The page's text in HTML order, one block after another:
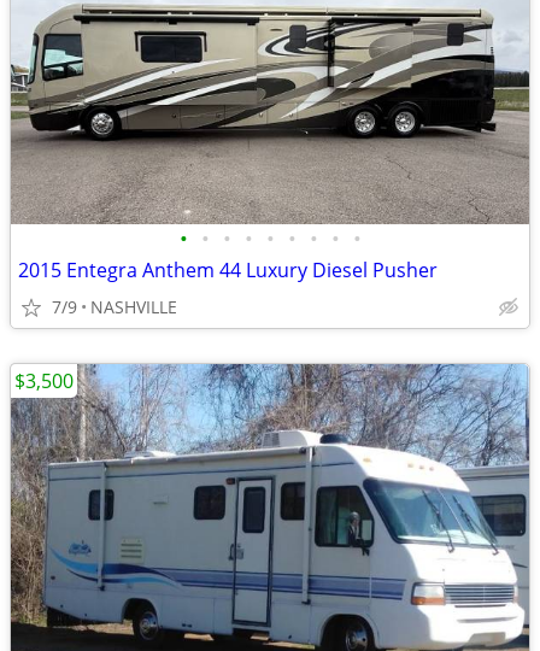
• • • • • • • • •
2015 Entegra Anthem 44 Luxury Diesel Pusher
7/9 NASHVILLE
$3,500